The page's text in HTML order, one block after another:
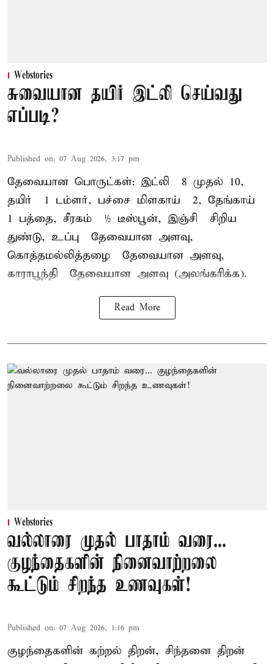
Webstories
சுவையான தயிர் இட்லி செய்வது
எப்படி?
Published on: 07 Aug 2026, 3:17 pm
தேவையான பொருட்கள்: இட்லி – 8 முதல் 10,
தயிர் – 1 டம்ளர், பச்சை மிளகாய் – 2, தேங்காய் –
1 பத்தை, சீரகம் – ½ டீஸ்பூன், இஞ்சி – சிறிய
துண்டு, உப்பு – தேவையான அளவு,
கொத்தமல்லித்தழை – தேவையான அளவு,
காராபூந்தி – தேவையான அளவு (அலங்கரிக்க).
Read More
Webstories
வல்லாரை முதல் பாதாம் வரை...
குழந்தைகளின் நினைவாற்றலை
கூட்டும் சிறந்த உணவுகள்!
Published on: 07 Aug 2026, 1:16 pm
குழந்தைகளின் கற்றல் திறன், சிந்தனை திறன்